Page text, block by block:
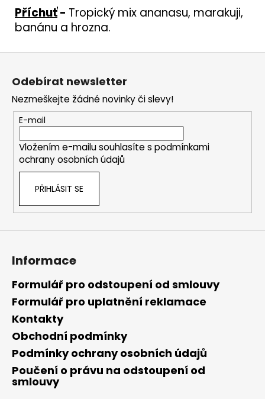
Příchuť- Tropický mix ananasu, marakuji,
banánu a hrozna.
Odebírat newsletter
Nezmeškejte žádné novinky či slevy!
E-mail
Vložením e-mailu souhlasíte s podmínkami
ochrany osobních údajů
PŘIHLÁSIT SE
Informace
Formulář pro odstoupení od smlouvy
Formulář pro uplatnění reklamace
Kontakty
Obchodní podmínky
Podmínky ochrany osobních údajů
Poučení o právu na odstoupení od
smlouvy